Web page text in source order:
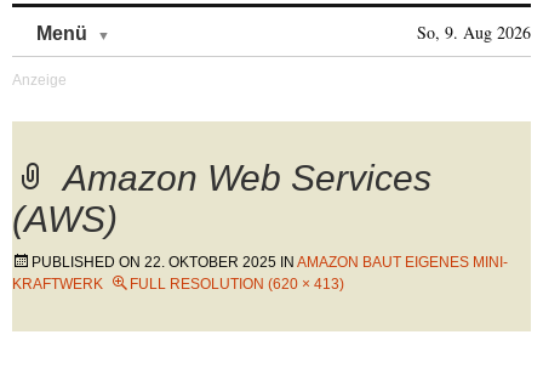
Menü So, 9. Aug 2026
Amazon Web Services
(AWS)
PUBLISHED ON 22. OKTOBER 2025 IN AMAZON BAUT EIGENES MINI-
KRAFTWERK
FULL RESOLUTION (620 × 413)